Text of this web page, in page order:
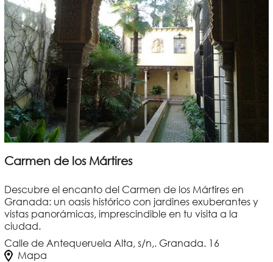
Carmen de los Mártires
Descubre el encanto del Carmen de los Mártires en
Granada: un oasis histórico con jardines exuberantes y
vistas panorámicas, imprescindible en tu visita a la
ciudad.
Calle de Antequeruela Alta, s/n,. Granada. 16
Mapa